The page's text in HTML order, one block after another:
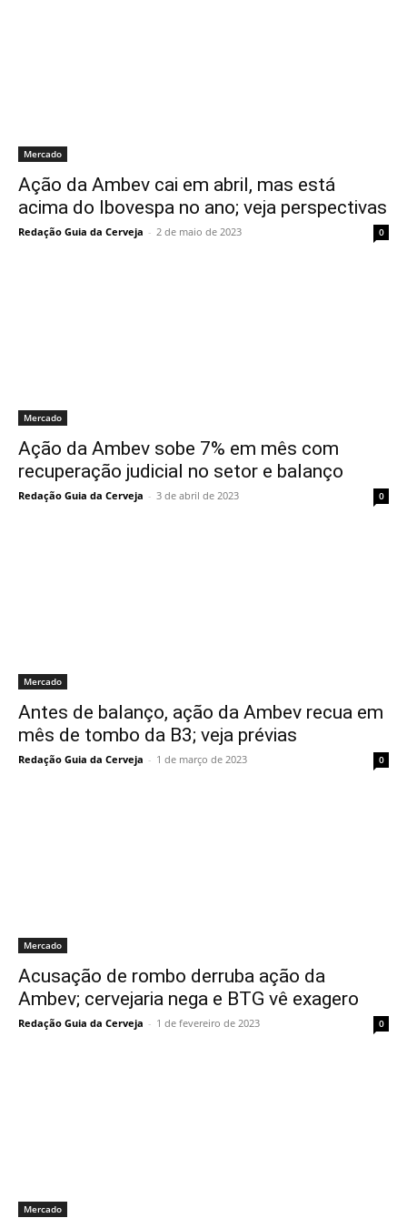
Mercado
Ação da Ambev cai em abril, mas está
acima do Ibovespa no ano; veja perspectivas
Redação Guia da Cerveja - 2 de maio de 2023 0
Mercado
Ação da Ambev sobe 7% em mês com
recuperação judicial no setor e balanço
Redação Guia da Cerveja - 3 de abril de 2023 0
Mercado
Antes de balanço, ação da Ambev recua em
mês de tombo da B3; veja prévias
Redação Guia da Cerveja - 1 de março de 2023 0
Mercado
Acusação de rombo derruba ação da
Ambev; cervejaria nega e BTG vê exagero
Redação Guia da Cerveja - 1 de fevereiro de 2023 0
Mercado